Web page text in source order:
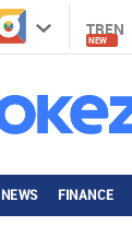
TREN
NEW
NEWS FINANCE